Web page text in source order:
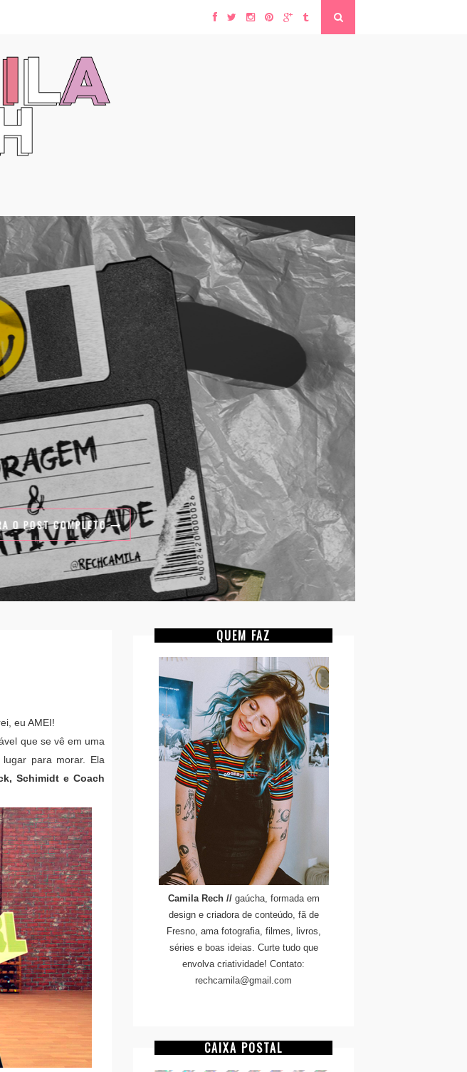
eu AMEI!
que se vê em uma
para morar. Ela
Schimidt e Coach
QUEM FAZ
Camila Rech // gaúcha, formada em
design e criadora de conteúdo, fã de
Fresno, ama fotografia, filmes, livros,
séries e boas ideias. Curte tudo que
envolva criatividade! Contato:
rechcamila@gmail.com
CAIXA POSTAL